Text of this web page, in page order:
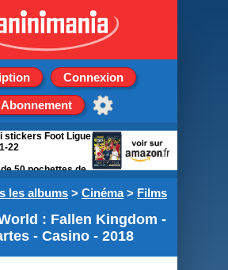
Connexion
Abonnement
les albums > Cinéma> Films
: Fallen Kingdom -
- Casino - 2018
stickers Foot Ligue
22
50 pochettes de